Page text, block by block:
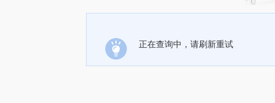
正在查询中，请刷新重试